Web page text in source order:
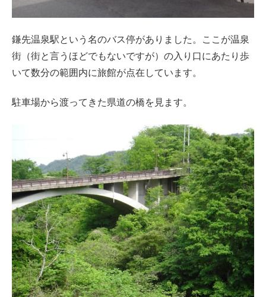
鎌先温泉駅という名のバス停がありました。ここが温泉
街（街と言うほどでもないですが）の入り口にあたり歩
いて数分の範囲内に旅館が点在しています。
駐車場から渡ってきた県道の橋を見ます。